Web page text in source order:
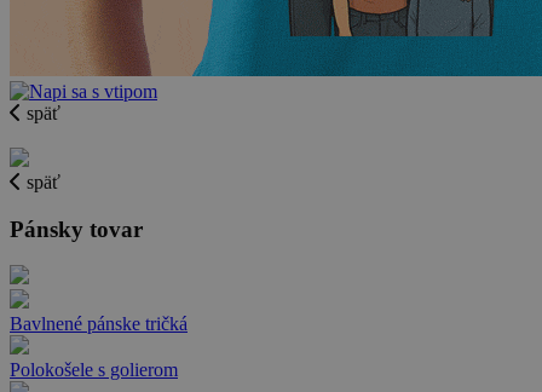
späť
späť
Pánsky tovar
Bavlnené pánske tričká
Polokošele s golierom